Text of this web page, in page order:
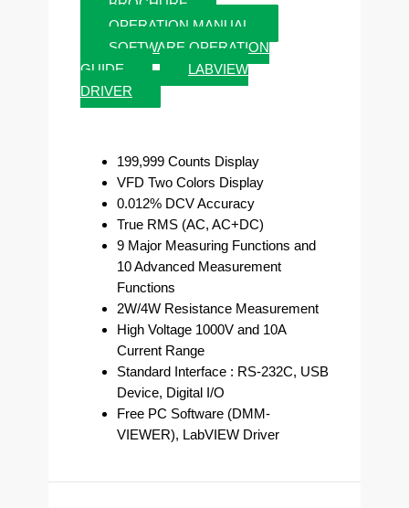
BROCHURE
OPERATION MANUAL
SOFTWARE OPERATION
GUIDE
LABVIEW
DRIVER
199,999 Counts Display
VFD Two Colors Display
0.012% DCV Accuracy
True RMS (AC, AC+DC)
9 Major Measuring Functions and
10 Advanced Measurement
Functions
2W/4W Resistance Measurement
High Voltage 1000V and 10A
Current Range
Standard Interface : RS-232C, USB
Device, Digital I/O
Free PC Software (DMM-
VIEWER), LabVIEW Driver